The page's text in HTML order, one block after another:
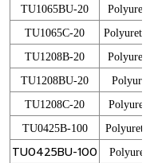
TU1065BU-20
TU1065C-20
TU1208B-20
TU1208BU-20
TU1208C-20
TU0425B-100
TU0425BU-100